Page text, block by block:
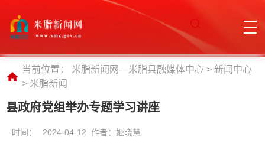
当前位置： 米脂新闻网—米脂县融媒体中心 > 新闻中心
> 米脂新闻
县政府党组举办专题学习讲座
时间： 2024-04-12 作者：姬晓慧